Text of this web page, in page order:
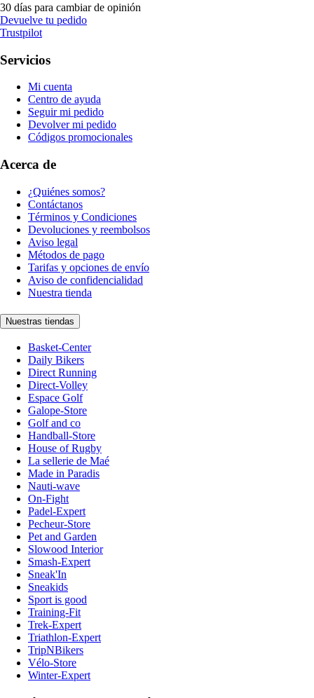
30 días para cambiar de opinión
Devuelve tu pedido
Trustpilot
Servicios
Mi cuenta
Centro de ayuda
Seguir mi pedido
Devolver mi pedido
Códigos promocionales
Acerca de
¿Quiénes somos?
Contáctanos
Términos y Condiciones
Devoluciones y reembolsos
Aviso legal
Métodos de pago
Tarifas y opciones de envío
Aviso de confidencialidad
Nuestra tienda
Nuestras tiendas
Basket-Center
Daily Bikers
Direct Running
Direct-Volley
Espace Golf
Galope-Store
Golf and co
Handball-Store
House of Rugby
La sellerie de Maé
Made in Paradis
Nauti-wave
On-Fight
Padel-Expert
Pecheur-Store
Pet and Garden
Slowood Interior
Smash-Expert
Sneak'In
Sneakids
Sport is good
Training-Fit
Trek-Expert
Triathlon-Expert
TripNBikers
Vélo-Store
Winter-Expert